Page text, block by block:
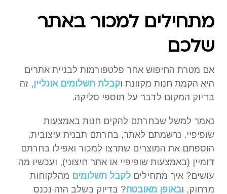
מתחילים למכור באתר
שלכם
אם מטרת החיפוש אחר פלטפורמות לבניית אתרים
היא הקמת חנות מקוונת וקבלת תשלומים אונליין, זה
בדיוק המקום לדבר על תוספי סליקה.
נאמר למשל שבחרתם להקים חנות באמצעות
שופיפיי. נרשמתם לאתר, בחרתם תבנית עיצובית,
הוספתם את המוצרים שתרצו למכור ואפילו בחרתם
דומיין (באמצעות שופיפיי או אתר חיצוני), ועכשיו מה
עושים? איך מתחילים לקבל תשלומים מהלקוחות
מרחוק, ובאופן מאובטח? בדיוק בשלב הזה נכנס